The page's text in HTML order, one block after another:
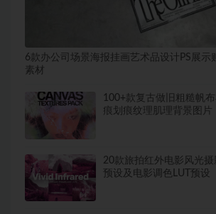
6款办公司场景海报挂画艺术品设计PS展示
素材
100+款复古做旧粗糙帆
痕划痕纹理肌理背景图片
20款旅拍红外电影风光
预设及电影调色LUT预设